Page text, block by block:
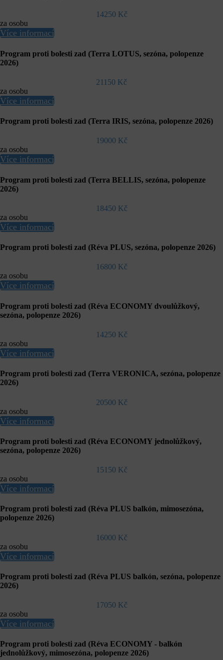
14250 Kč
za osobu
Více informací
Program proti bolesti zad (Terra LOTUS, sezóna, polopenze
2026)
21150 Kč
za osobu
Více informací
Program proti bolesti zad (Terra IRIS, sezóna, polopenze 2026)
19000 Kč
za osobu
Více informací
Program proti bolesti zad (Terra BELLIS, sezóna, polopenze
2026)
18450 Kč
za osobu
Více informací
Program proti bolesti zad (Réva PLUS, sezóna, polopenze 2026)
16800 Kč
za osobu
Více informací
Program proti bolesti zad (Réva ECONOMY dvoulůžkový,
sezóna, polopenze 2026)
14250 Kč
za osobu
Více informací
Program proti bolesti zad (Terra VERONICA, sezóna, polopenze
2026)
20500 Kč
za osobu
Více informací
Program proti bolesti zad (Réva ECONOMY jednolůžkový,
sezóna, polopenze 2026)
15150 Kč
za osobu
Více informací
Program proti bolesti zad (Réva PLUS balkón, mimosezóna,
polopenze 2026)
16000 Kč
za osobu
Více informací
Program proti bolesti zad (Réva PLUS balkón, sezóna, polopenze
2026)
17050 Kč
za osobu
Více informací
Program proti bolesti zad (Réva ECONOMY - balkón
jednolůžkový, mimosezóna, polopenze 2026)